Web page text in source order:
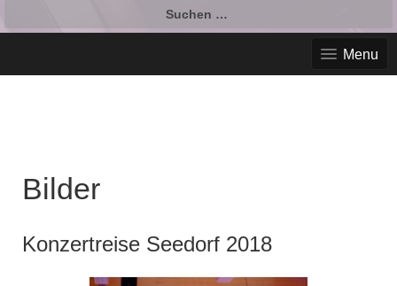
Menu
Bilder
Konzertreise Seedorf 2018